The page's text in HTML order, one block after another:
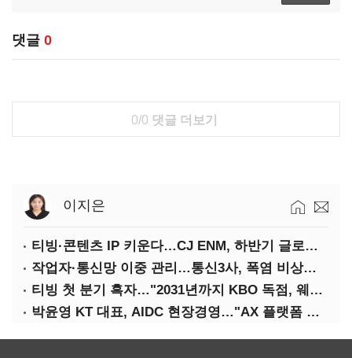
댓글 0
0/0 댓글 더보기
이지은
티빙·콘텐츠 IP 키운다…CJ ENM, 하반기 글로벌 확장 가속
작업자·통신망 이중 관리…통신3사, 폭염 비상대응 돌입
티빙 첫 분기 흑자…"2031년까지 KBO 독점, 웨이브 합병도 속도"
박윤영 KT 대표, AIDC 현장경영…"AX 플랫폼 핵심 인프라로 키운다"